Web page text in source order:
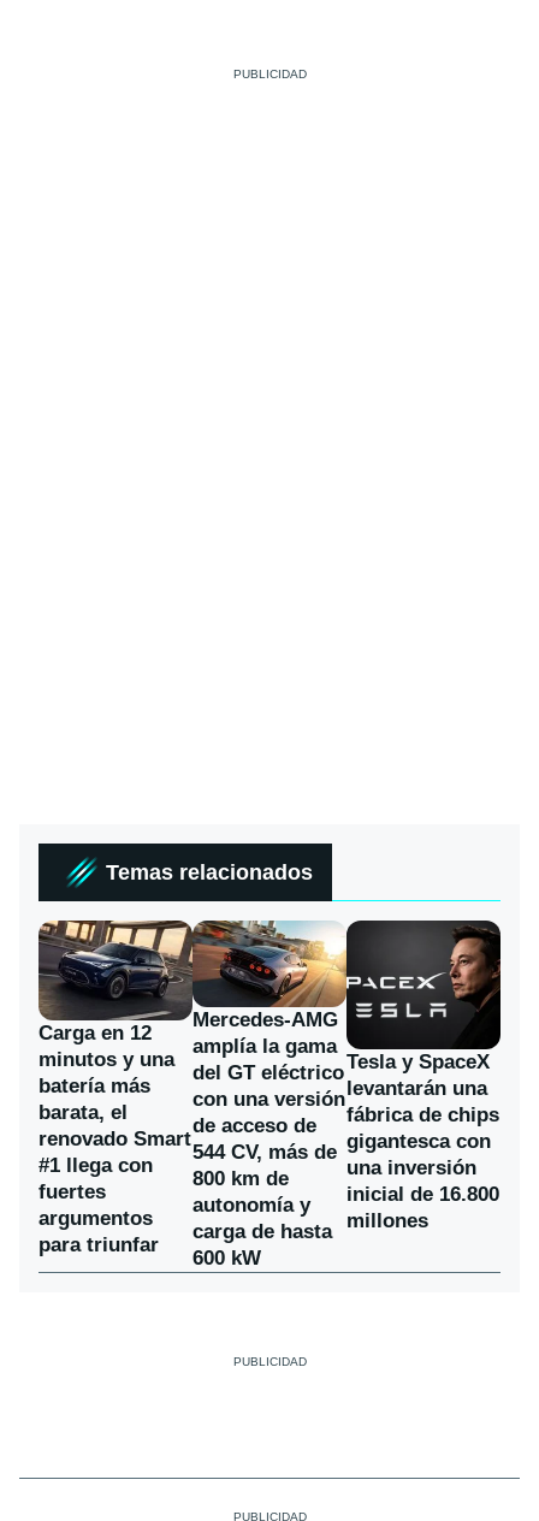
Temas relacionados
Carga en 12
minutos y una
batería más
barata, el
renovado Smart
#1 llega con
fuertes
argumentos
para triunfar
Mercedes-AMG
amplía la gama
del GT eléctrico
con una versión
de acceso de
544 CV, más de
800 km de
autonomía y
carga de hasta
600 kW
Tesla y SpaceX
levantarán una
fábrica de chips
gigantesca con
una inversión
inicial de 16.800
millones